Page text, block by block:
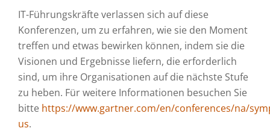
IT-Führungskräfte verlassen sich auf diese
Konferenzen, um zu erfahren, wie sie den Moment
treffen und etwas bewirken können, indem sie die
Visionen und Ergebnisse liefern, die erforderlich
sind, um ihre Organisationen auf die nächste Stufe
zu heben. Für weitere Informationen besuchen Sie
bitte https://www.gartner.com/en/conferences/na/
us.